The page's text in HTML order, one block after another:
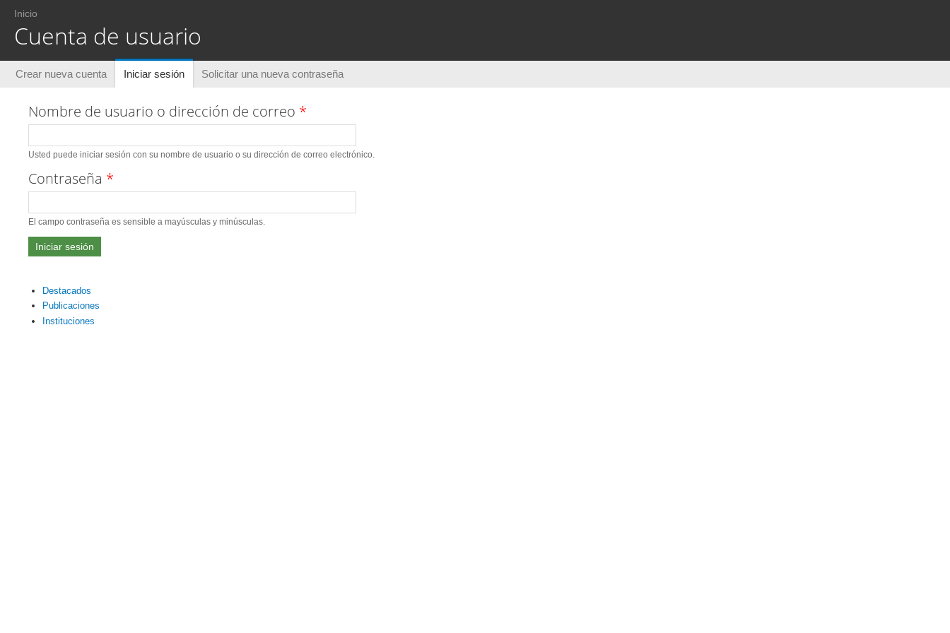
Usted está aquí
Inicio
Cuenta de usuario
Solapas principales
Crear nueva cuenta Iniciar sesión (solapa activa)
Solicitar una nueva contraseña
Nombre de usuario o dirección de correo *
Usted puede iniciar sesión con su nombre de usuario o su dirección de correo electrónico.
Contraseña *
El campo contraseña es sensible a mayúsculas y minúsculas.
Destacados
Publicaciones
Instituciones